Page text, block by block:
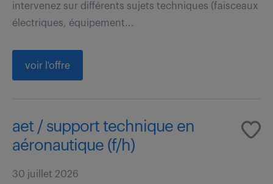
intervenez sur différents sujets techniques (faisceaux
électriques, équipement...
voir l'offre
aet / support technique en
aéronautique (f/h)
30 juillet 2026